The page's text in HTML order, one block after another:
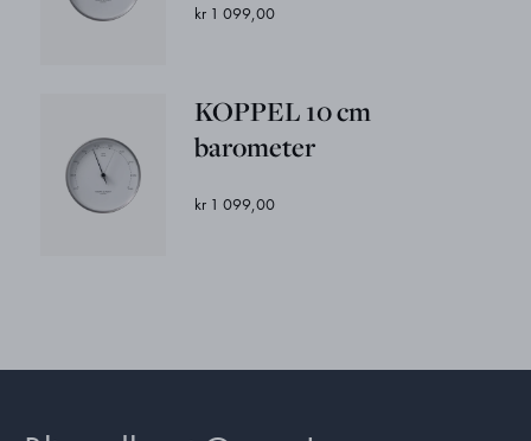
kr 1 099,00
KOPPEL 10 cm
barometer
kr 1 099,00